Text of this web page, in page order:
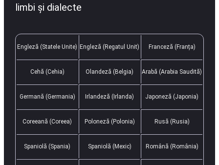
limbi și dialecte
Engleză (Statele Unite) Engleză (Regatul Unit) Franceză (Franța)
Cehă (Cehia) Olandeză (Belgia) Arabă (Arabia Saudită)
Germană (Germania) Irlandeză (Irlanda) Japoneză (Japonia)
Coreeană (Coreea) Poloneză (Polonia) Rusă (Rusia)
Spaniolă (Spania) Spaniolă (Mexic) Română (România)